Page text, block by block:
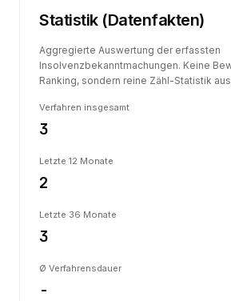
Statistik (Datenfakten)
Aggregierte Auswertung der erfassten
Insolvenzbekanntmachungen. Keine
Ranking, sondern reine Zähl-Statistik
Verfahren insgesamt
3
Letzte 12 Monate
2
Letzte 36 Monate
3
Ø Verfahrensdauer
-